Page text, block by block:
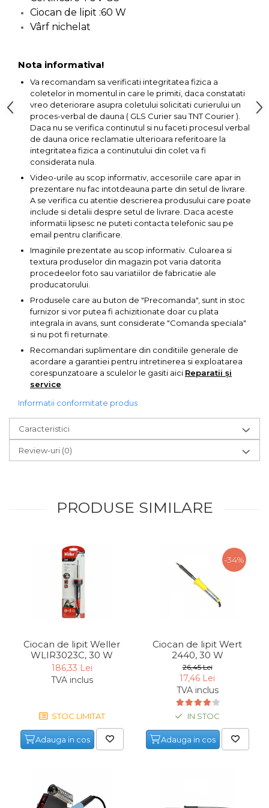
Capre & Suporti Auto
Chei Tubulare
Multimetru Digital
Bara Tractare Auto
(combustibil)
Presa Hidraulica Tinichigerie
& Suruburi
Extractor Rulmenti
Cabluri
Pompa transfer lichide
Pompa Aer
Cric Manual
Ulei Hidraulic
Troliu
Palan
Dinamometric
Carucior Scule
Echipamente de Siguranta
Auto
Truse reparatii anvelope
Scule de Mana
Surubelnite
Truse Scule
Set Biti
Adaptoare Pentru Biti
Ciocan de lipit :60 W
Vârf nichelat
Nota informativa!
Va recomandam sa verificati integritatea fizica a
coletelor in momentul in care le primiti, daca constatati
vreo deteriorare asupra coletului solicitati curierului un
proces-verbal de dauna ( GLS Curier sau TNT Courier ).
Daca nu se verifica continutul si nu faceti procesul verbal
de dauna orice reclamatie ulterioara referitoare la
integritatea fizica a continutului din colet va fi
considerata nula.
Video-urile au scop informativ, accesoriile care apar in
prezentare nu fac intotdeauna parte din setul de livrare.
A se verifica cu atentie descrierea produsului care poate
include si detalii despre setul de livrare. Daca aceste
informatii lipsesc ne puteti contacta telefonic sau pe
email pentru clarificare.
Imaginile prezentate au scop informativ. Culoarea si
textura produselor din magazin pot varia datorita
procedeelor foto sau variatiilor de fabricatie ale
producatorului.
Produsele care au buton de "Precomanda", sunt in stoc
furnizor si vor putea fi achizitionate doar cu plata
integrala in avans, sunt considerate "Comanda speciala"
si nu pot fi returnate.
Recomandari suplimentare din conditiile generale de
acordare a garantiei pentru intretinerea si exploatarea
corespunzatoare a sculelor le gasiti aici Reparatii și
service
Informatii conformitate produs
Caracteristici
Review-uri (0)
PRODUSE SIMILARE
Ciocan de lipit Weller
WLIR3023C, 30 W
186,33 Lei
TVA inclus
STOC LIMITAT
Adauga in cos
-34%
Ciocan de lipit Wert
2440, 30 W
26,45 Lei
17,46 Lei
TVA inclus
IN STOC
Adauga in cos